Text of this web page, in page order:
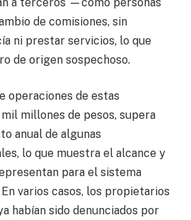
de comisiones, sin
ni prestar servicios, lo que
de origen sospechoso.
operaciones de estas
millones de pesos, supera
anual de algunas
lo que muestra el alcance y
para el sistema
varios casos, los propietarios
habían sido denunciados por